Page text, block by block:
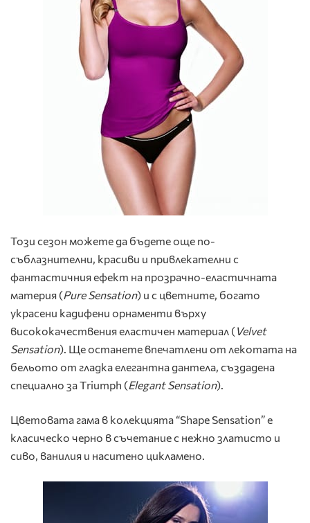
Този сезон можете да бъдете още по-
съблазнителни, красиви и привлекателни с
фантастичния ефект на прозрачно-еластичната
материя (Pure Sensation) и с цветните, богато
украсени кадифени орнаменти върху
висококачествения еластичен материал (Velvet
Sensation). Ще останете впечатлени от лекотата на
бельото от гладка елегантна дантела, създадена
специално за Тriumph (Elegant Sensation).
Цветовата гама в колекцията “Shape Sensation” е
класическо черно в съчетание с нежно златисто и
сиво, ванилия и наситено цикламено.